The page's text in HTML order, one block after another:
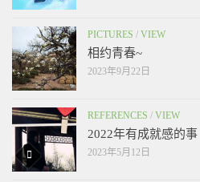
PICTURES / VIEW
相约青春~
2023年9月22日
REFERENCES / VIEW
2022年有成就感的事
2023年5月12日